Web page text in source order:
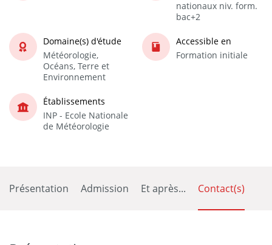
nationaux niv. form.
bac+2
Domaine(s) d'étude
Météorologie,
Océans, Terre et
Environnement
Accessible en
Formation initiale
Établissements
INP - Ecole Nationale
de Météorologie
Présentation Admission Et après... Contact(s)